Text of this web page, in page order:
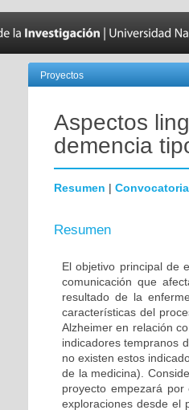
Proyectos
Aspectos
demencia
Resumen | Convocatoria
Resumen
El objetivo principal de
comunicación que
resultado de la
características del
Alzheimer en relación
indicadores tempranos
no existen estos
de la medicina).
proyecto empezará
exploraciones desde el